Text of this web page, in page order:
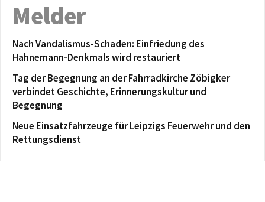
Melder
Nach Vandalismus-Schaden: Einfriedung des
Hahnemann-Denkmals wird restauriert
Tag der Begegnung an der Fahrradkirche Zöbigker
verbindet Geschichte, Erinnerungskultur und
Begegnung
Neue Einsatzfahrzeuge für Leipzigs Feuerwehr und den
Rettungsdienst